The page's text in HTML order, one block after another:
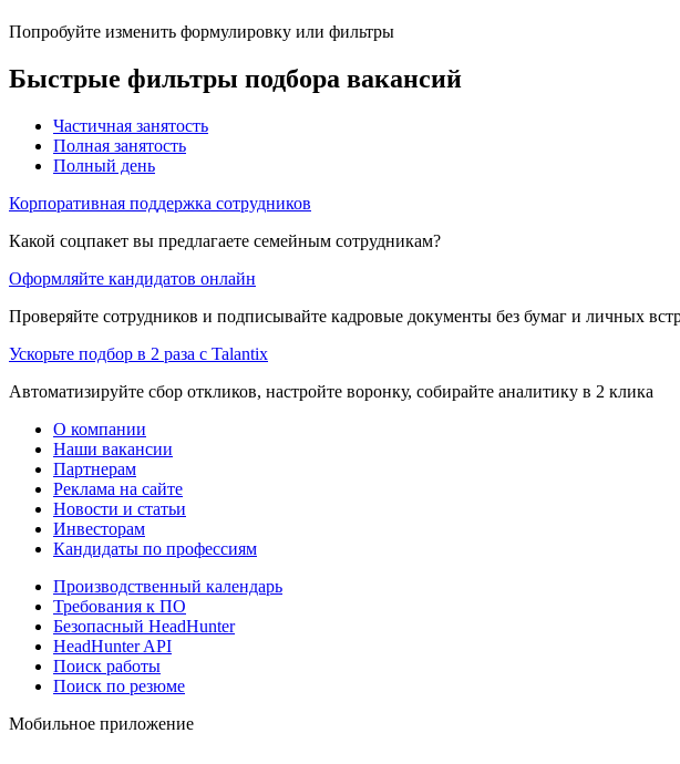
Попробуйте изменить формулировку или фильтры
Быстрые фильтры подбора вакансий
Частичная занятость
Полная занятость
Полный день
Корпоративная поддержка сотрудников
Какой соцпакет вы предлагаете семейным сотрудникам?
Оформляйте кандидатов онлайн
Проверяйте сотрудников и подписывайте кадровые документы без бумаг и личных
Ускорьте подбор в 2 раза с Talantix
Автоматизируйте сбор откликов, настройте воронку, собирайте аналитику в 2 клика
О компании
Наши вакансии
Партнерам
Реклама на сайте
Новости и статьи
Инвесторам
Кандидаты по профессиям
Производственный календарь
Требования к ПО
Безопасный HeadHunter
HeadHunter API
Поиск работы
Поиск по резюме
Мобильное приложение